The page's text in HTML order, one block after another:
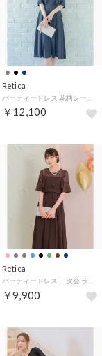
Retica
￥12,100
Retica
￥9,900